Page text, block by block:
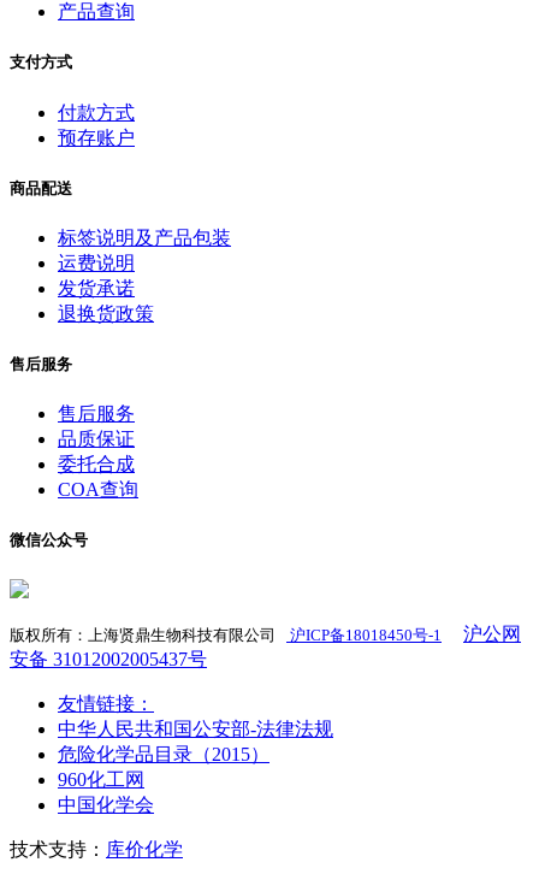
产品查询
支付方式
付款方式
预存账户
商品配送
标签说明及产品包装
运费说明
发货承诺
退换货政策
售后服务
售后服务
品质保证
委托合成
COA查询
微信公众号
版权所有：上海贤鼎生物科技有限公司 沪ICP备18018450号-1
沪公网
安备 31012002005437号
友情链接：
中华人民共和国公安部-法律法规
危险化学品目录（2015）
960化工网
中国化学会
技术支持： 库价化学